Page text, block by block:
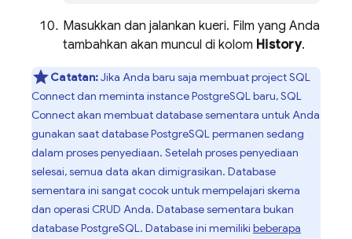
Masukkan dan jalankan kueri. Film yang Anda
tambahkan akan muncul di kolom History.
Catatan:Jika Anda baru saja membuat projectSQL
Connectdan meminta instance PostgreSQL baru,SQL
Connectakan membuat database sementara untuk Anda
gunakan saat database PostgreSQL permanen sedang
dalam proses penyediaan. Setelah proses penyediaan
selesai, semua data akan dimigrasikan. Database
sementara ini sangat cocok untuk mempelajari skema
dan operasi CRUD Anda. Database sementara bukan
database PostgreSQL. Database ini memiliki beberapa